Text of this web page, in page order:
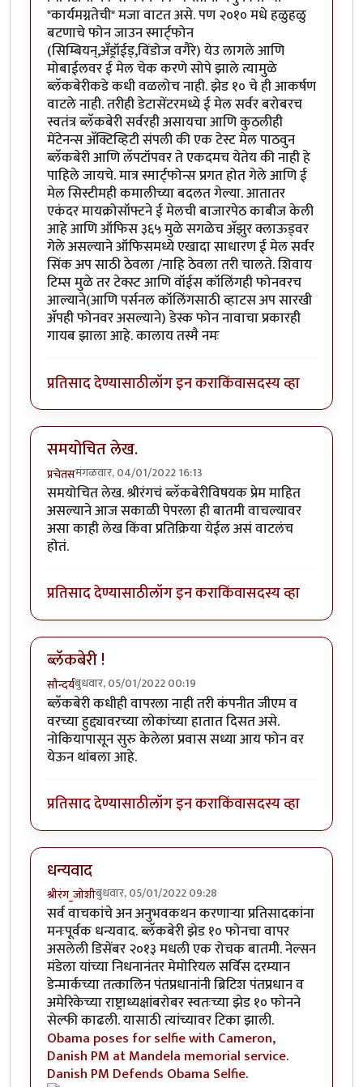
"कार्यमग्नतेची" मजा वाटत असे. पण २०१० मधे हळुहळु
बटणाचे फोन जाउन स्मार्ट्फोन
(सिम्बियन्,अँड्रॉईड्,विंडोज वगैरे) येउ लागले आणि
मोबाईलवर ई मेल चेक करणे सोपे झाले त्यामुळे
ब्लॅकबेरीकडे कधी वळलोच नाही. झेड १० चे ही आकर्षण
वाटले नाही. तरीही डेटासेंटरमध्ये ई मेल सर्वर बरोबरच
स्वतंत्र ब्लॅकबेरी सर्वरही असायचा आणि कुठलीही
मेंटेनन्स अ‍ॅक्टिव्हिटी संपली की एक टेस्ट मेल पाठवुन
ब्लॅकबेरी आणि लॅपटॉपवर ते एकदमच येतेय की नाही हे
पाहिले जायचे. मात्र स्मार्ट्फोन्स प्रगत होत गेले आणि ई
मेल सिस्टीमही कमालीच्या बदलत गेल्या. आतातर
एकंदर मायक्रोसॉफ्टने ई मेलची बाजारपेठ काबीज केली
आहे आणि ऑफिस ३६५ मुळे सगळेच अ‍ॅझुर क्लाऊड्वर
गेले असल्याने ऑफिसमध्ये एखादा साधारण ई मेल सर्वर
सिंक अप साठी ठेवला /नाहि ठेवला तरी चालते. शिवाय
टिम्स मुळे तर टेक्स्ट आणि वॉईस कॉलिंगही फोनवरच
आल्याने(आणि पर्सनल कॉलिंगसाठी व्हाटस अप सारखी
अ‍ॅपही फोनवर असल्याने) डेस्क फोन नावाचा प्रकारही
गायब झाला आहे. कालाय तस्मै नमः
प्रतिसाद देण्यासाठीलॉग इन कराकिंवासदस्य व्हा
समयोचित लेख.
प्रचेतसमंगळवार, 04/01/2022 16:13
समयोचित लेख. श्रीरंगचं ब्लॅकबेरीविषयक प्रेम माहित
असल्याने आज सकाळी पेपरला ही बातमी वाचल्यावर
असा काही लेख किंवा प्रतिक्रिया येईल असं वाटलंच
होतं.
प्रतिसाद देण्यासाठीलॉग इन कराकिंवासदस्य व्हा
ब्लॅकबेरी !
सौन्दर्यबुधवार, 05/01/2022 00:19
ब्लॅकबेरी कधीही वापरला नाही तरी कंपनीत जीएम व
वरच्या हुद्द्यावरच्या लोकांच्या हातात दिसत असे.
नोकियापासून सुरु केलेला प्रवास सध्या आय फोन वर
येऊन थांबला आहे.
प्रतिसाद देण्यासाठीलॉग इन कराकिंवासदस्य व्हा
धन्यवाद
श्रीरंग_जोशीबुधवार, 05/01/2022 09:28
सर्व वाचकांचे अन अनुभवकथन करणार्‍या प्रतिसादकांना
मनःपूर्वक धन्यवाद. ब्लॅकबेरी झेड १० फोनचा वापर
असलेली डिसेंबर २०१३ मधली एक रोचक बातमी. नेल्सन
मंडेला यांच्या निधनानंतर मेमोरियल सर्विस दरम्यान
डेन्मार्कच्या तत्कालिन पंतप्रधानांनी ब्रिटिश पंतप्रधान व
अमेरिकेच्या राष्ट्राध्यक्षांबरोबर स्वतःच्या झेड १० फोनने
सेल्फी काढली. यासाठी त्यांच्यावर टिका झाली.
Obama poses for selfie with Cameron,
Danish PM at Mandela memorial service.
Danish PM Defends Obama Selfie.